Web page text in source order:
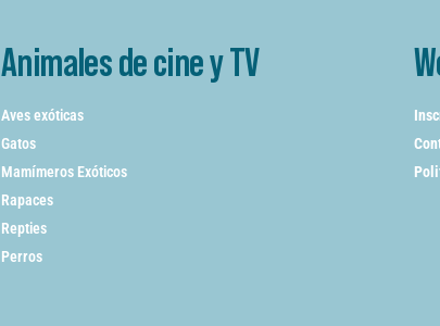
Animales de cine y TV
Aves exóticas
Gatos
Mamímeros Exóticos
Rapaces
Repties
Perros